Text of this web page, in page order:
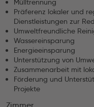
Mülltrennung
Präferenz lokaler und
Dienstleistungen zur
Umweltfreundliche
Wassereinsparung
Energieeinsparung
Unterstützung von
Zusammenarbeit mit
Förderung und
Projekte